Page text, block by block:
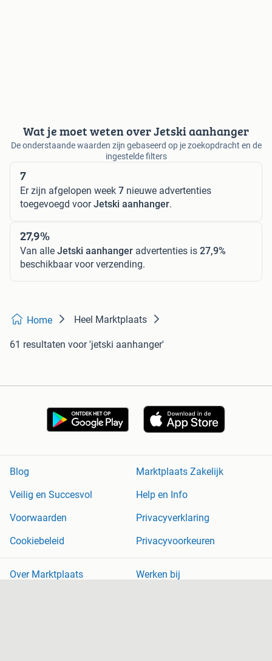
Wat je moet weten over Jetski aanhanger
De onderstaande waarden zijn gebaseerd op je zoekopdracht en de
ingestelde filters
7
Er zijn afgelopen week 7 nieuwe advertenties
toegevoegd voorJetski aanhanger.
27,9%
Van alle Jetski aanhanger advertenties is 27,9%
beschikbaar voor verzending.
Home Heel Marktplaats
61 resultaten voor 'jetski aanhanger'
Blog
Marktplaats Zakelijk
Veilig en Succesvol
Help en Info
Voorwaarden
Privacyverklaring
Cookiebeleid
Privacyvoorkeuren
Over Marktplaats
Werken bij